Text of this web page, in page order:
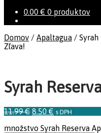
0.00 € 0 produktov
Domov / Apaltagua / Syrah
Zľava!
Syrah
11.99€ 8.50 € s DPH
množstvo Syrah Reserva